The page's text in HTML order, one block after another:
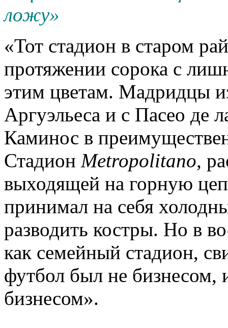
ложу»
«Тот стадион в старом
протяжении сорока с
этим цветам. Мадридцы
Аргуэльеса и с Пасео де
Каминос в
Стадион Metropolitano,
выходящей на горную
принимал на себя
разводить костры. Но в
как семейный стадион,
футбол был не бизнесом,
бизнесом».